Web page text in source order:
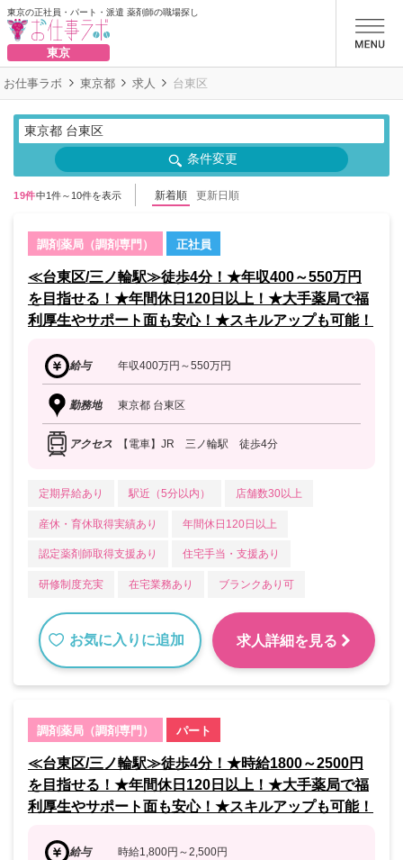
東京の正社員・パート・派遣 薬剤師の職場探し
東京
お仕事ラボ 東京都 求人 台東区
東京都 台東区
条件変更
19件中1件～10件を表示 新着順 更新日順
調剤薬局（調剤専門） 正社員
≪台東区/三ノ輪駅≫徒歩4分！★年収400～550万円
を目指せる！★年間休日120日以上！★大手薬局で福
利厚生やサポート面も安心！★スキルアップも可能！
給与 年収400万円～550万円
勤務地 東京都 台東区
アクセス 【電車】JR 三ノ輪駅 徒歩4分
定期昇給あり 駅近（5分以内） 店舗数30以上
産休・育休取得実績あり 年間休日120日以上
認定薬剤師取得支援あり 住宅手当・支援あり
研修制度充実 在宅業務あり ブランクあり可
お気に入りに追加 求人詳細を見る
調剤薬局（調剤専門） パート
≪台東区/三ノ輪駅≫徒歩4分！★時給1800～2500円
を目指せる！★年間休日120日以上！★大手薬局で福
利厚生やサポート面も安心！★スキルアップも可能！
給与 時給1,800円～2,500円